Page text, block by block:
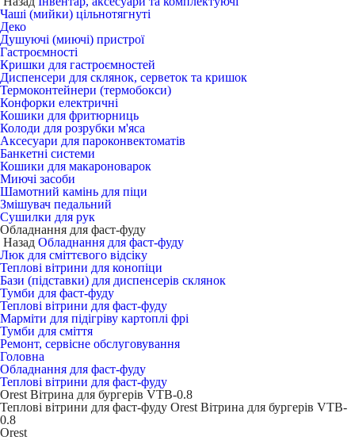
Чаші (мийки) цільнотягнуті
Деко
Душуючі (миючі) пристрої
Гастроємності
Кришки для гастроємностей
Диспенсери для склянок, серветок та кришок
Термоконтейнери (термобокси)
Конфорки електричні
Кошики для фритюрниць
Колоди для розрубки м'яса
Аксесуари для пароконвектоматів
Банкетні системи
Кошики для макароноварок
Миючі засоби
Шамотний камінь для піци
Змішувач педальний
Сушилки для рук
Обладнання для фаст-фуду
Назад Обладнання для фаст-фуду
Люк для сміттєвого відсіку
Теплові вітрини для конопіци
Бази (підставки) для диспенсерів склянок
Тумби для фаст-фуду
Теплові вітрини для фаст-фуду
Марміти для підігріву картоплі фрі
Тумби для сміття
Ремонт, сервісне обслуговування
Головна
Обладнання для фаст-фуду
Теплові вітрини для фаст-фуду
Orest Вітрина для бургерів VTB-0.8
Теплові вітрини для фаст-фуду Orest Вітрина для бургерів VTB-
0.8
Orest